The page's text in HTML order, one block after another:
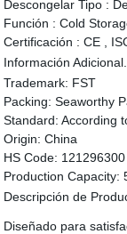
Descongelar Tipo :
Función : Cold
Certificación : CE ,
Información Adicional.
Trademark: FST
Packing: Seaworthy
Standard: According
Origin: China
HS Code: 121296300
Production Capacity:
Descripción de
Diseñado para